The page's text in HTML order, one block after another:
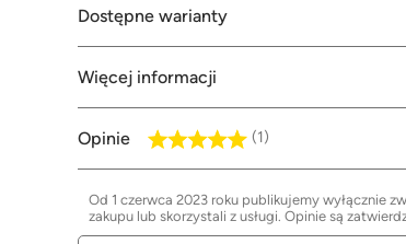
Dostępne warianty
Więcej informacji
Opinie (1)
Od 1 czerwca 2023 roku publikujemy wyłącznie
zakupu lub skorzystali z usługi. Opinie są